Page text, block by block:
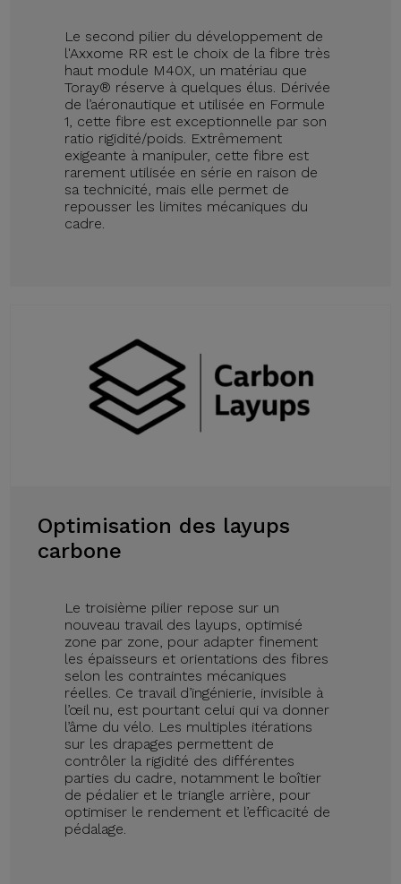
Le second pilier du développement de
l'Axxome RR est le choix de la fibre très
haut module M40X, un matériau que
Toray® réserve à quelques élus. Dérivée
de l’aéronautique et utilisée en Formule
1, cette fibre est exceptionnelle par son
ratio rigidité/poids. Extrêmement
exigeante à manipuler, cette fibre est
rarement utilisée en série en raison de
sa technicité, mais elle permet de
repousser les limites mécaniques du
cadre.
Optimisation des layups
carbone
Le troisième pilier repose sur un
nouveau travail des layups, optimisé
zone par zone, pour adapter finement
les épaisseurs et orientations des fibres
selon les contraintes mécaniques
réelles. Ce travail d’ingénierie, invisible à
l’œil nu, est pourtant celui qui va donner
l’âme du vélo. Les multiples itérations
sur les drapages permettent de
contrôler la rigidité des différentes
parties du cadre, notamment le boîtier
de pédalier et le triangle arrière, pour
optimiser le rendement et l’efficacité de
pédalage.